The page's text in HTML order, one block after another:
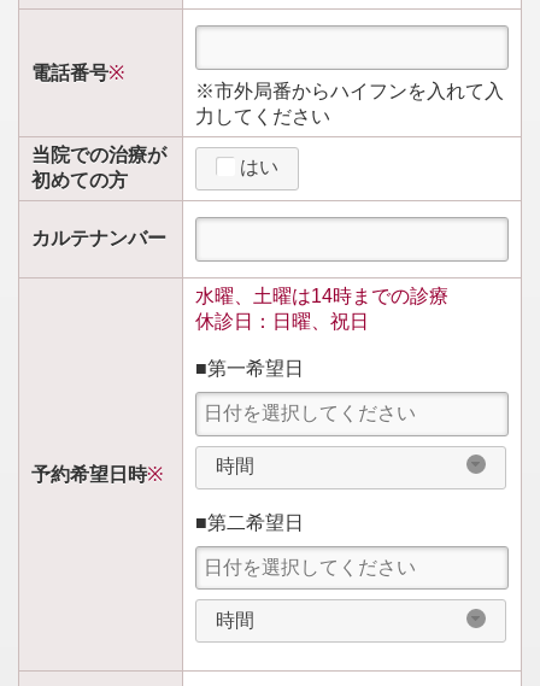
電話番号※
※市外局番からハイフンを入れて入
力してください
当院での治療が
初めての方
はい
カルテナンバー
予約希望日時※
水曜、土曜は14時までの診療
休診日：日曜、祝日
■第一希望日
時間
■第二希望日
時間